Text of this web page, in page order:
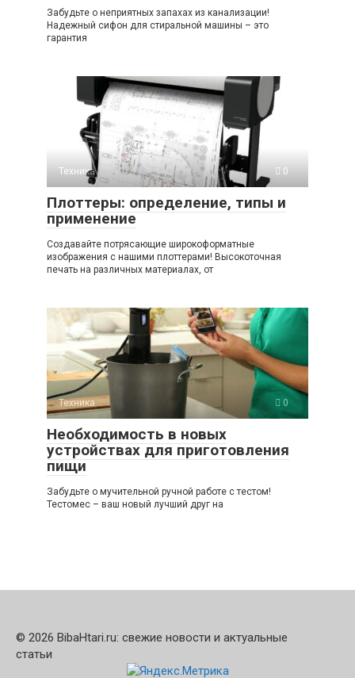
Забудьте о неприятных запахах из канализации!
Надежный сифон для стиральной машины – это
гарантия
Техника 0
Плоттеры: определение, типы и
применение
Создавайте потрясающие широкоформатные
изображения с нашими плоттерами! Высокоточная
печать на различных материалах, от
Техника 0
Необходимость в новых
устройствах для приготовления
пищи
Забудьте о мучительной ручной работе с тестом!
Тестомес – ваш новый лучший друг на
© 2026 BibaHtari.ru: свежие новости и актуальные
статьи